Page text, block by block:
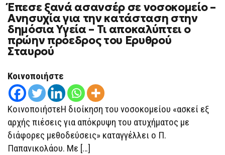
Έπεσε ξανά ασανσέρ σε νοσοκομείο –
Ανησυχία για την κατάσταση στην
δημόσια Υγεία – Τι αποκαλύπτει ο
πρώην πρόεδρος του Ερυθρού
Σταυρού
Κοινοποιήστε
ΚοινοποιήστεΗ διοίκηση του νοσοκομείου «ασκεί εξ
αρχής πιέσεις για απόκρυψη του ατυχήματος με
διάφορες μεθοδεύσεις» καταγγέλλει ο Π.
Παπανικολάου. Με […]